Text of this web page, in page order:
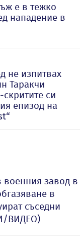
е в тежко
нападение в
не изпитвах
Таракчи
си
епизод на
военния завод в
в
съседни
ВИДЕО)